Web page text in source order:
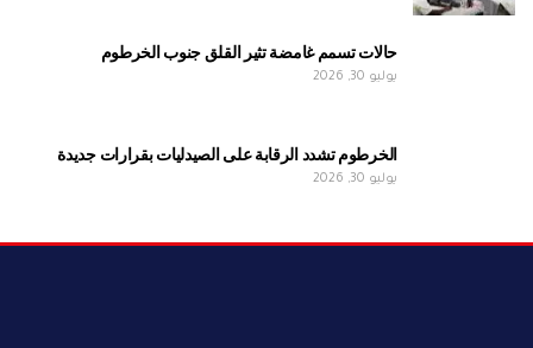
حالات تسمم غامضة تثير القلق جنوب الخرطوم
يوليو 30, 2026
الخرطوم تشدد الرقابة على الصيدليات بقرارات جديدة
يوليو 30, 2026